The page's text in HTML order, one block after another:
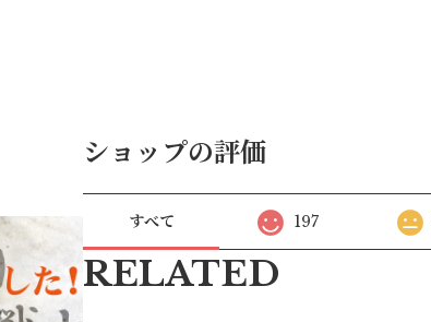
ショップの評価
すべて 197
RELATED